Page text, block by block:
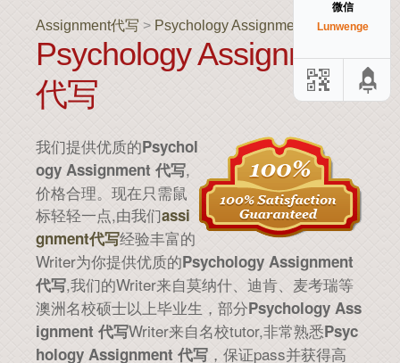
Assignment代写 > Psychology Assignment 代写>
Psychology Assignment
代写
我们提供优质的Psychol
ogy Assignment 代写,
价格合理。现在只需鼠
标轻轻一点,由我们assi
gnment代写经验丰富的
Writer为你提供优质的Psychology Assignment
代写,我们的Writer来自莫纳什、迪肯、麦考瑞等
澳洲名校硕士以上毕业生，部分Psychology Ass
ignment 代写Writer来自名校tutor,非常熟悉Psyc
hology Assignment 代写 ，保证pass并获得高
微信
Lunwenge